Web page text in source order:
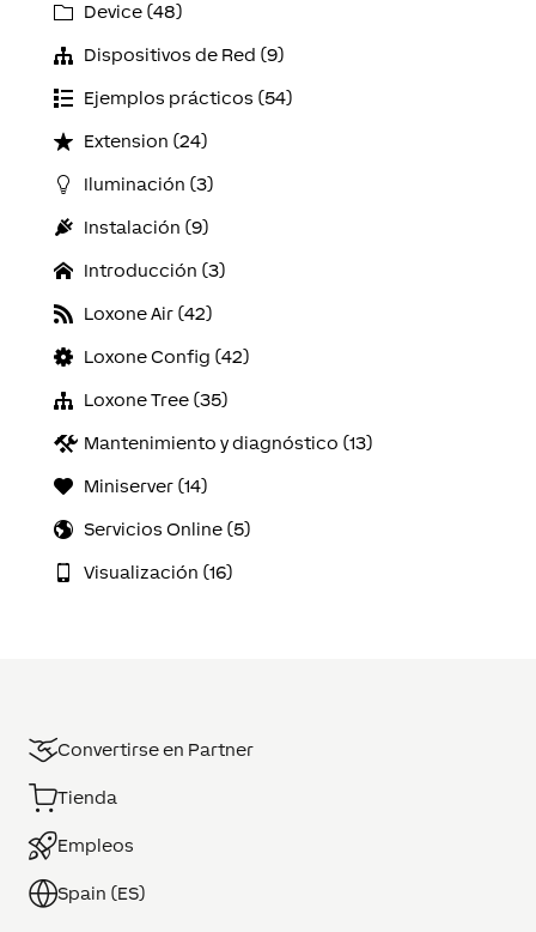
Device (48)
Dispositivos de Red (9)
Ejemplos prácticos (54)
Extension (24)
Iluminación (3)
Instalación (9)
Introducción (3)
Loxone Air (42)
Loxone Config (42)
Loxone Tree (35)
Mantenimiento y diagnóstico (13)
Miniserver (14)
Servicios Online (5)
Visualización (16)
Convertirse en Partner
Tienda
Empleos
Spain (ES)